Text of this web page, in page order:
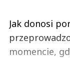
Jak donosi
momencie,